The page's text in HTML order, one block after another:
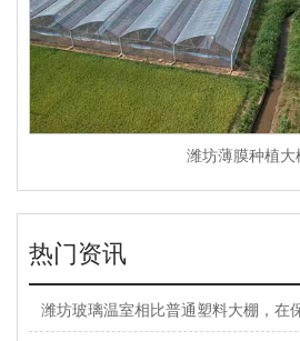
潍坊薄膜种植大
热门资讯
潍坊玻璃温室相比普通塑料大棚，在